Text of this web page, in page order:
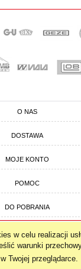
w celu realizacji
warunki
Twojej przeglądarce.
O NAS
DOSTAWA
MOJE KONTO
POMOC
DO POBRANIA
pełną wersję strony
Shoper.pl